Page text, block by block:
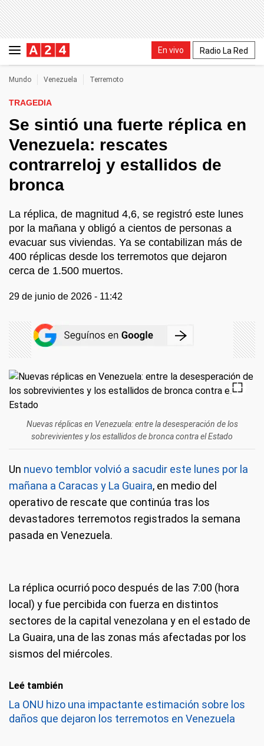
En vivo Radio La Red
Mundo Venezuela Terremoto
TRAGEDIA
Se sintió una fuerte réplica en
Venezuela: rescates
contrarreloj y estallidos de
bronca
La réplica, de magnitud 4,6, se registró este lunes
por la mañana y obligó a cientos de personas a
evacuar sus viviendas. Ya se contabilizan más de
400 réplicas desde los terremotos que dejaron
cerca de 1.500 muertos.
29 de junio de 2026 - 11:42
Nuevas réplicas en Venezuela: entre la desesperación de los
sobrevivientes y los estallidos de bronca contra el Estado
Un nuevo temblor volvió a sacudir este lunes por la
mañana a Caracas y La Guaira, en medio del
operativo de rescate que continúa tras los
devastadores terremotos registrados la semana
pasada en Venezuela.
La réplica ocurrió poco después de las 7:00 (hora
local) y fue percibida con fuerza en distintos
sectores de la capital venezolana y en el estado de
La Guaira, una de las zonas más afectadas por los
sismos del miércoles.
Leé también
La ONU hizo una impactante estimación sobre los
daños que dejaron los terremotos en Venezuela